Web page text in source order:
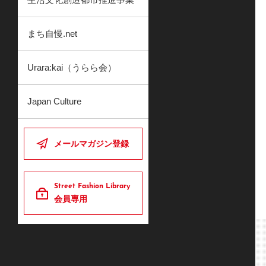
まち自慢.net
Urara:kai（うらら会）
Japan Culture
メールマガジン登録
Street Fashion Library
会員専用